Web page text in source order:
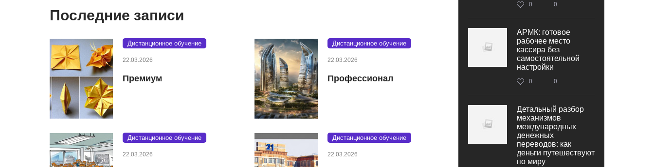
Последние записи
Дистанционное обучение
22.03.2026
Премиум
Дистанционное обучение
22.03.2026
Профессионал
Дистанционное обучение
22.03.2026
Дистанционное обучение
22.03.2026
0 0
АРМК: готовое
рабочее место
кассира без
самостоятельной
настройки
0 0
Детальный разбор
механизмов
международных
денежных
переводов: как
деньги путешествуют
по миру